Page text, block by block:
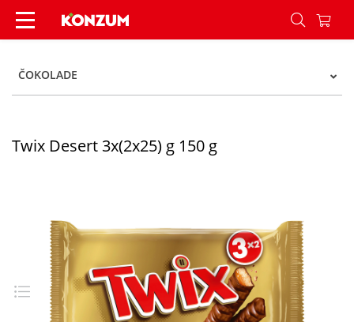
Twix Desert 3x(2x25) g 150 g - Konzum
ČOKOLADE
Twix Desert 3x(2x25) g 150 g